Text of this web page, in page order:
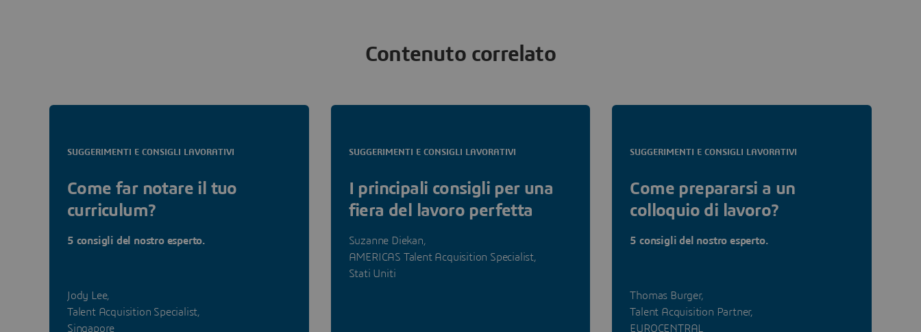
Contenuto correlato
SUGGERIMENTI E CONSIGLI LAVORATIVI
Come far notare il tuo
curriculum?
5 consigli del nostro esperto.
Jody Lee,
Talent Acquisition Specialist,
Singapore
SUGGERIMENTI E CONSIGLI LAVORATIVI
I principali consigli per una
fiera del lavoro perfetta
Suzanne Diekan,
AMERICAS Talent Acquisition Specialist,
Stati Uniti
SUGGERIMENTI E CONSIGLI LAVORATIVI
Come prepararsi a un
colloquio di lavoro?
5 consigli del nostro esperto.
Thomas Burger,
Talent Acquisition Partner,
EUROCENTRAL